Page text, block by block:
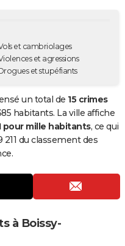
et cambriolages
et agressions
et stupéfiants
un total de 15 crimes
habitants. La ville affiche
pour mille habitants, ce qui
du classement des
à Boissy-